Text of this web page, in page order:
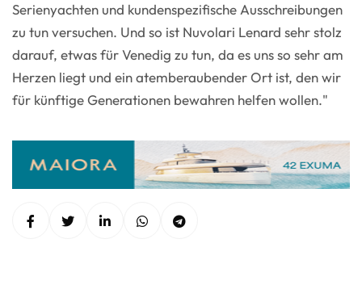
Serienyachten und kundenspezifische Ausschreibungen
zu tun versuchen. Und so ist Nuvolari Lenard sehr stolz
darauf, etwas für Venedig zu tun, da es uns so sehr am
Herzen liegt und ein atemberaubender Ort ist, den wir
für künftige Generationen bewahren helfen wollen."